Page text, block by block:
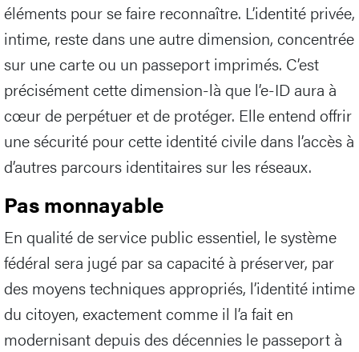
éléments pour se faire reconnaître. L’identité privée,
intime, reste dans une autre dimension, concentrée
sur une carte ou un passeport imprimés. C’est
précisément cette dimension-là que l’e-ID aura à
cœur de perpétuer et de protéger. Elle entend offrir
une sécurité pour cette identité civile dans l’accès à
d’autres parcours identitaires sur les réseaux.
Pas monnayable
En qualité de service public essentiel, le système
fédéral sera jugé par sa capacité à préserver, par
des moyens techniques appropriés, l’identité intime
du citoyen, exactement comme il l’a fait en
modernisant depuis des décennies le passeport à